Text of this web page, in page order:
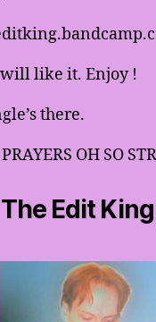
like it. Enjoy !
there.
OH SO
Edit